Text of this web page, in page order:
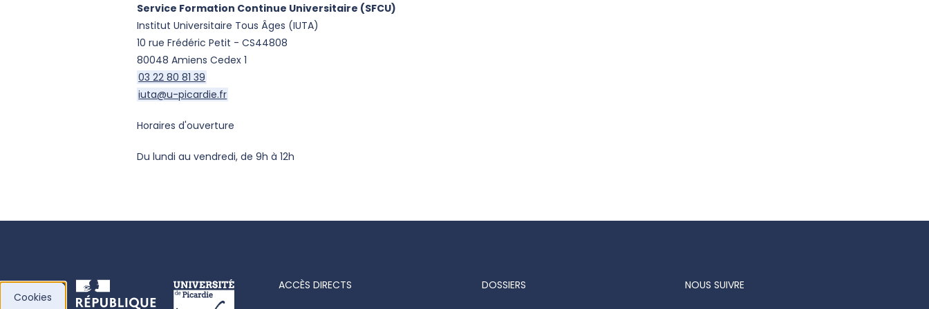
Service Formation Continue Universitaire (SFCU)
Institut Universitaire Tous Âges (IUTA)
10 rue Frédéric Petit - CS44808
80048 Amiens Cedex 1
03 22 80 81 39
iuta@u-picardie.fr
Horaires d'ouverture
Du lundi au vendredi, de 9h à 12h
ACCÈS DIRECTS DOSSIERS
NOUS SUIVRE
Cookies